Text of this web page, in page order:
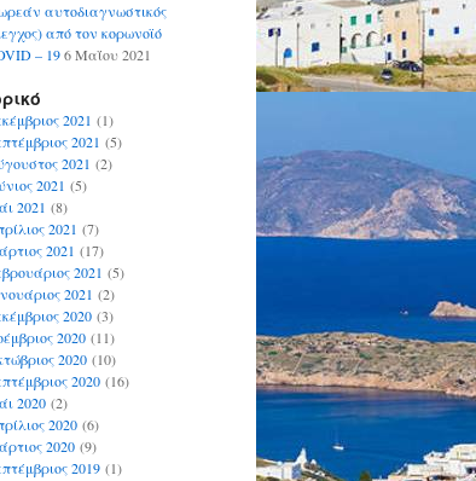
αυτοδιαγνωστικός
από τον κορωνοϊό
– 19 6 Μαΐου 2021
2021 (1)
2021 (5)
2021 (2)
2021 (5)
2021 (8)
2021 (7)
2021 (17)
2021 (5)
2021 (2)
2020(3)
2020(11)
2020(10)
2020(16)
2020(2)
2020(6)
2020(9)
2019(1)